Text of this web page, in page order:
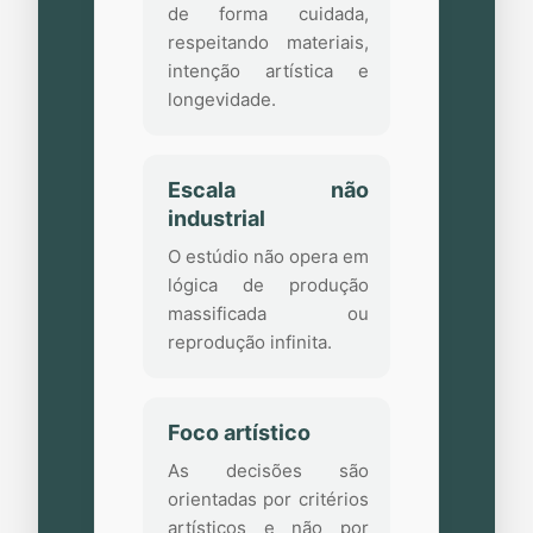
de forma cuidada,
respeitando materiais,
intenção artística e
longevidade.
Escala não
industrial
O estúdio não opera em
lógica de produção
massificada ou
reprodução infinita.
Foco artístico
As decisões são
orientadas por critérios
artísticos e não por